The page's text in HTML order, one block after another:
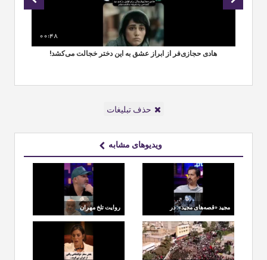
00:48
هادی حجازی‌فر از ابراز عشق به این دختر خجالت می‌کشد!
حذف تبلیغات
ویدیوهای مشابه
مجید «قصه‌های مجید»: در
۴۸ سالگی بیکارم
روایت تلخ مهران
غفوریان از لحظه‌ای که
اکبر عبدی «وا داد»